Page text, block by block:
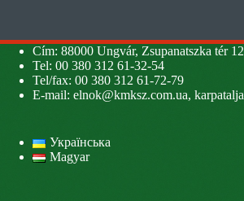
Cím: 88000 Ungvár, Zsupanatszka tér
Tel: 00 380 312 61-32-54
Tel/fax: 00 380 312 61-72-79
E-mail: elnok@kmksz.com.ua,
Українська
Magyar